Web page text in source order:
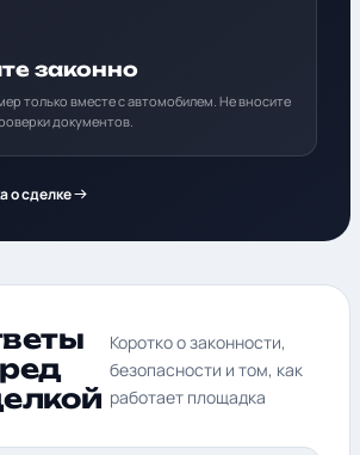
законно
только вместе с автомобилем. Не вносите
документов.
о сделке
Коротко о законности,
безопасности и том, как
работает площадка